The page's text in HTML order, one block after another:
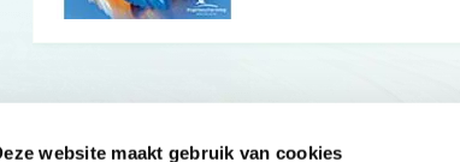
website maakt gebruik van cookies